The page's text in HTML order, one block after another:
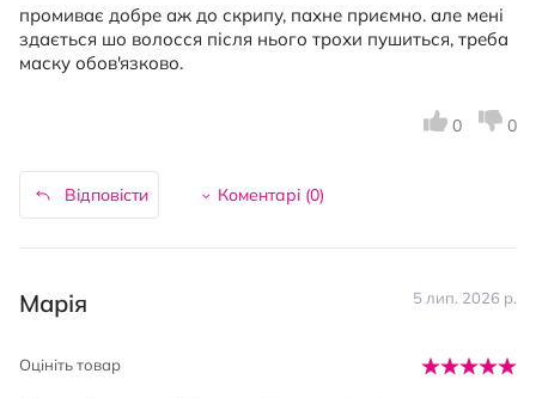
промиває добре аж до скрипу, пахне приємно. але мені
здається шо волосся після нього трохи пушиться, треба
маску обов'язково.
Відповісти Коментарі (0)
0 0
Марія 5 лип. 2026 р.
Оцініть товар